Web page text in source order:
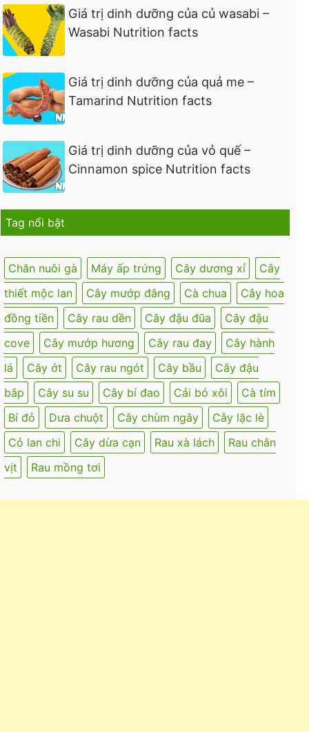
Giá trị dinh dưỡng của củ wasabi –
Wasabi Nutrition facts
Giá trị dinh dưỡng của quả me –
Tamarind Nutrition facts
Giá trị dinh dưỡng của vỏ quế –
Cinnamon spice Nutrition facts
Tag nổi bật
Chăn nuôi gà Máy ấp trứng Cây dương xỉ
Cây
thiết mộc lan
Cây mướp đắng Cà chua
Cây hoa
đồng tiền
Cây rau dền Cây đậu đũa
Cây đậu
cove
Cây mướp hương Cây rau đay
Cây hành
lá
Cây ớt Cây rau ngót Cây bầu
Cây đậu
bắp
Cây su su Cây bí đao Cải bó xôi
Cà tím
Bí đỏ
Dưa chuột Cây chùm ngây
Cây lặc lè
Cỏ lan chi
Cây dừa cạn Rau xà lách
Rau chân
vịt
Rau mồng tơi